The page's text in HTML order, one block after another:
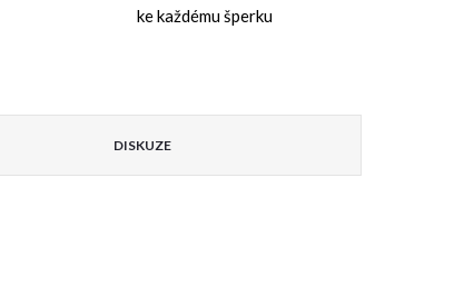
ke každému šperku
DISKUZE